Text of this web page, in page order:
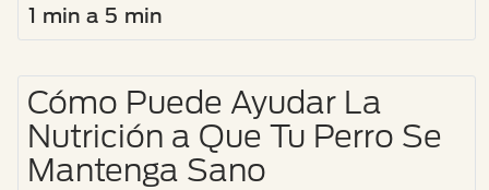
1 min a 5 min
Cómo Puede Ayudar La
Nutrición a Que Tu Perro Se
Mantenga Sano